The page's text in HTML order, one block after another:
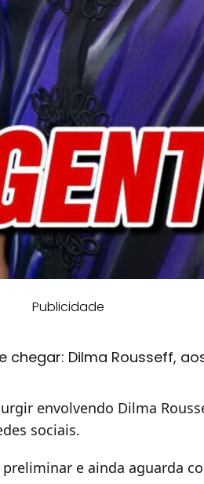
Publicidade
chegar: Dilma Rousseff,
envolvendo Dilma
sociais.
e ainda aguarda